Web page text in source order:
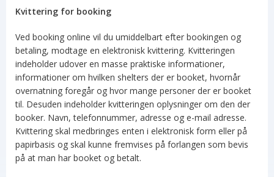
Kvittering for booking
Ved booking online vil du umiddelbart efter bookingen og
betaling, modtage en elektronisk kvittering. Kvitteringen
indeholder udover en masse praktiske informationer,
informationer om hvilken shelters der er booket, hvornår
overnatning foregår og hvor mange personer der er booket
til. Desuden indeholder kvitteringen oplysninger om den der
booker. Navn, telefonnummer, adresse og e-mail adresse.
Kvittering skal medbringes enten i elektronisk form eller på
papirbasis og skal kunne fremvises på forlangen som bevis
på at man har booket og betalt.